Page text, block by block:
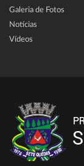
Galeria de Fotos
Notícias
Vídeos